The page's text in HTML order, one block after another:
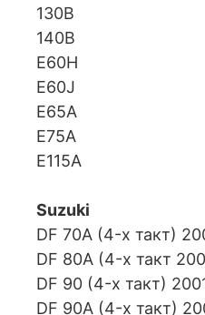
130B
140B
E60H
E60J
E65A
E75A
E115A
Suzuki
DF 70A (4-х такт)
DF 80A (4-х такт
DF 90 (4-х такт)
DF 90A (4-х такт)